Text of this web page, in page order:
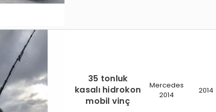
35 tonluk
kasalı hidrokon
mobil vinç
Mercedes
2014
2014